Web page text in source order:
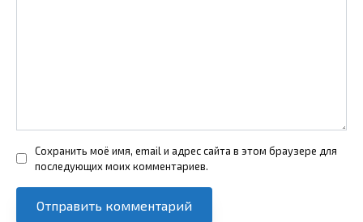
Сохранить моё имя, email и адрес сайта в этом браузере для
последующих моих комментариев.